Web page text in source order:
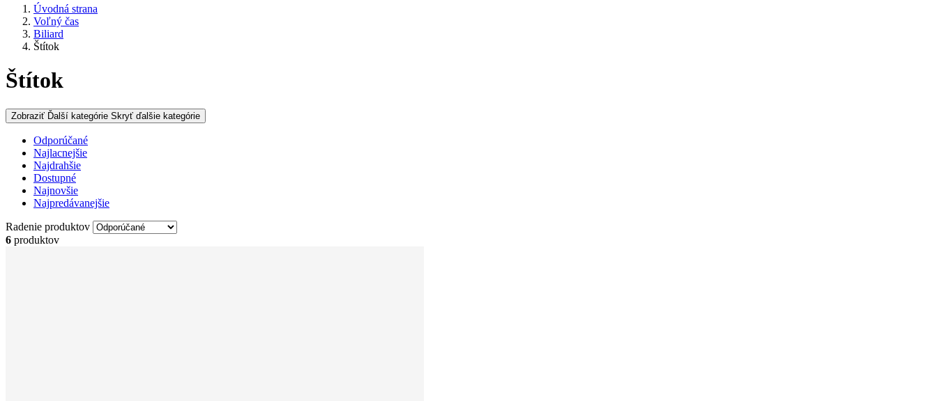
Úvodná strana
Voľný čas
Biliard
Štítok
Štítok
Zobraziť Ďalší kategórie Skryť ďalšie kategórie
Odporúčané
Najlacnejšie
Najdrahšie
Dostupné
Najnovšie
Najpredávanejšie
Radenie produktov
6 produktov